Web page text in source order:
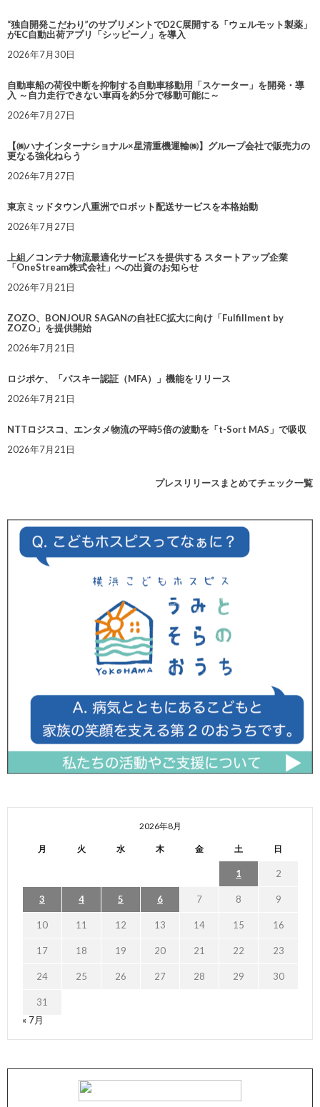
“独自開発こだわり”のサプリメントでD2C展開する「ウェルモット製薬」
がEC自動出荷アプリ「シッピーノ」を導入
2026年7月30日
自動車船の荷役中断を抑制する自動車移動用「スケーター」を開発・導
入 ～自力走行できない車両を約5分で移動可能に～
2026年7月27日
【㈱ハナインターナショナル×星清重機運輸㈱】グループ会社で販売力の
更なる強化ねらう
2026年7月27日
東京ミッドタウン八重洲でロボット配送サービスを本格始動
2026年7月27日
上組／コンテナ物流最適化サービスを提供する スタートアップ企業
「OneStream株式会社」への出資のお知らせ
2026年7月21日
ZOZO、BONJOUR SAGANの自社EC拡大に向け「Fulfillment by
ZOZO」を提供開始
2026年7月21日
ロジポケ、「パスキー認証（MFA）」機能をリリース
2026年7月21日
NTTロジスコ、エンタメ物流の平時5倍の波動を「t-Sort MAS」で吸収
2026年7月21日
プレスリリースまとめてチェック一覧
2026年8月
月 火 水 木 金 土 日
1 2
3 4 5 6 7 8 9
10 11 12 13 14 15 16
17 18 19 20 21 22 23
24 25 26 27 28 29 30
31
« 7月